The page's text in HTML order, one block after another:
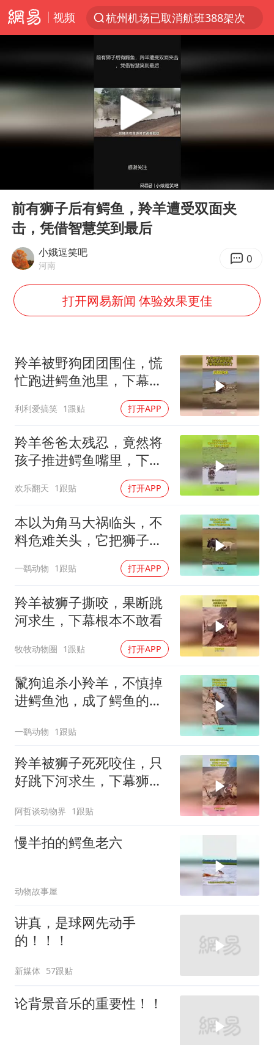
视频
杭州机场已取消航班388架次
上半年我国经营主体结构持续优化
白海豚北上或致京津冀暴雨
王艺迪无缘横滨赛决赛
以军士兵把枪口对准中国记者
2025年小学教师减少13.19万
韩军前线部队连曝丑闻
《龙餐馆》 冲奖
武契奇会见泽连斯基有何意图
笔试第一被劝弃考涉事副校长被撤职
Play
前有狮子后有鳄鱼，羚羊遭受双面夹
击，凭借智慧笑到最后
小娥逗笑吧
河南 0
打开网易新闻 体验效果更佳
羚羊被野狗团团围住，慌
忙跑进鳄鱼池里，下幕野
利利爱搞笑 1跟贴 打开APP
羚羊爸爸太残忍，竟然将
孩子推进鳄鱼嘴里，下一
欢乐翻天 1跟贴 打开APP
本以为角马大祸临头，不
料危难关头，它把狮子引
一鹞动物 1跟贴 打开APP
羚羊被狮子撕咬，果断跳
河求生，下幕根本不敢看
牧牧动物圈 1跟贴 打开APP
鬣狗追杀小羚羊，不慎掉
进鳄鱼池，成了鳄鱼的美
一鹞动物 1跟贴
羚羊被狮子死死咬住，只
好跳下河求生，下幕狮子
阿哲谈动物界 1跟贴
慢半拍的鳄鱼老六
动物故事屋
讲真，是球网先动手
的！！！
新媒体 57跟贴
论背景音乐的重要性！！